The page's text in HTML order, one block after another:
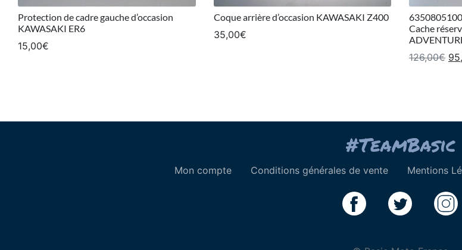
Protection de cadre gauche d’occasion
KAWASAKI ER6
15,00€
Coque arrière d’occasion KAWASAKI Z400
35,00€
Cache
126,00€ Le
Mon compte Conditions générales de vente Mentions